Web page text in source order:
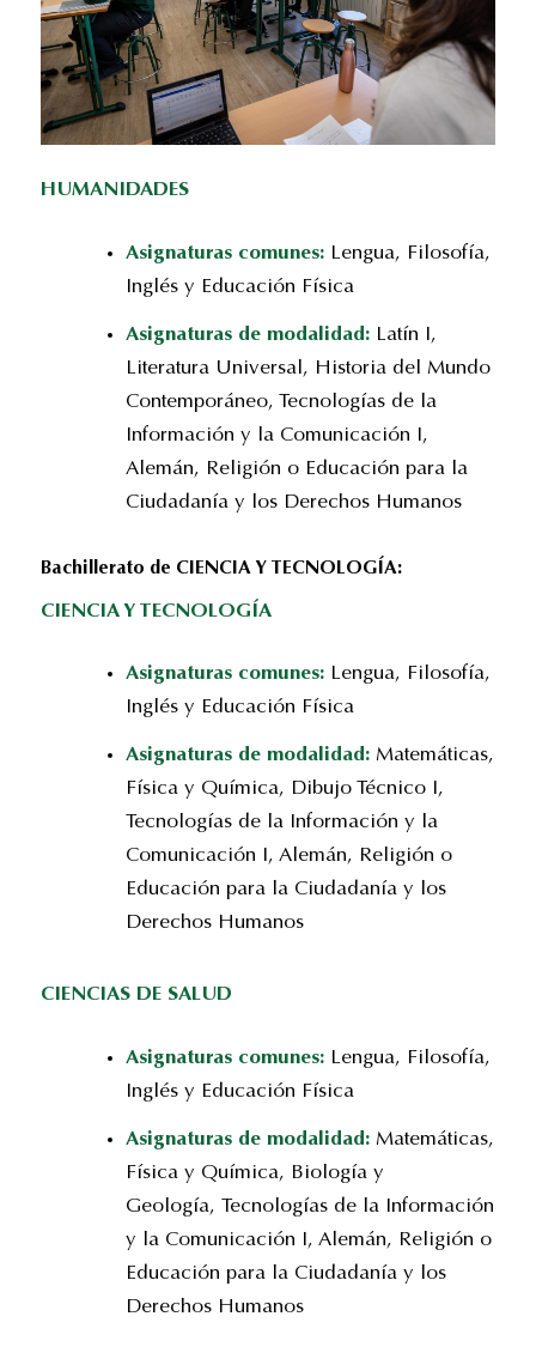
HUMANIDADES
Asignaturas comunes:Lengua, Filosofía,
Inglés y Educación Física
Asignaturas de modalidad:Latín I,
Literatura Universal, Historia del Mundo
Contemporáneo, Tecnologías de la
Información y la Comunicación I,
Alemán, Religión o Educación para la
Ciudadanía y los Derechos Humanos
Bachillerato de CIENCIA Y TECNOLOGÍA:
CIENCIA Y TECNOLOGÍA
Asignaturas comunes:Lengua, Filosofía,
Inglés y Educación Física
Asignaturas de modalidad:Matemáticas,
Física y Química, Dibujo Técnico I,
Tecnologías de la Información y la
Comunicación I, Alemán, Religión o
Educación para la Ciudadanía y los
Derechos Humanos
CIENCIAS DE SALUD
Asignaturas comunes:Lengua, Filosofía,
Inglés y Educación Física
Asignaturas de modalidad:Matemáticas,
Física y Química, Biología y
Geología, Tecnologías de la Información
y la Comunicación I, Alemán, Religión o
Educación para la Ciudadanía y los
Derechos Humanos